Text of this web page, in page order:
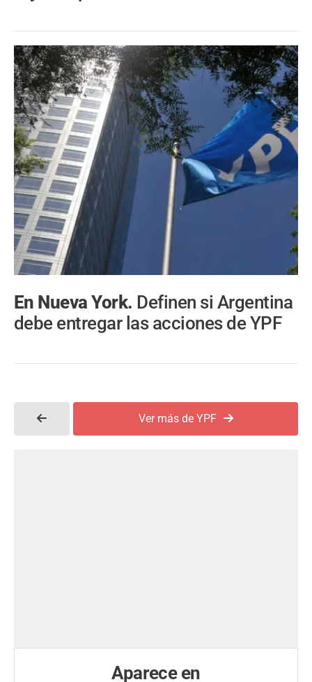
En Nueva York. Definen si Argentina
debe entregar las acciones de YPF
Ver más de YPF
Aparece en